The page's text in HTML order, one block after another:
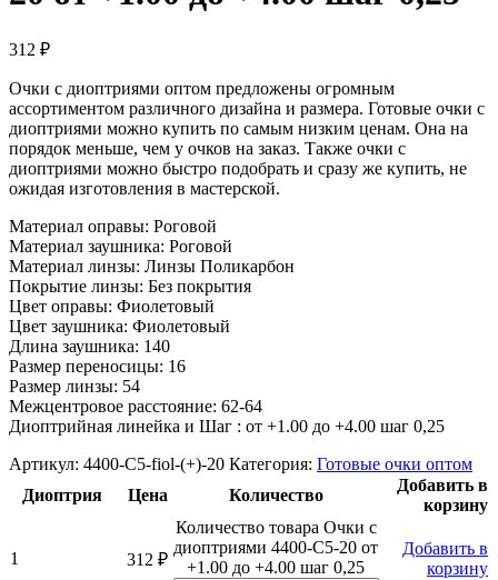
312 ₽
Очки с диоптриями оптом предложены огромным
ассортиментом различного дизайна и размера. Готовые очки с
диоптриями можно купить по самым низким ценам. Она на
порядок меньше, чем у очков на заказ. Также очки с
диоптриями можно быстро подобрать и сразу же купить, не
ожидая изготовления в мастерской.
Материал оправы: Роговой
Материал заушника: Роговой
Материал линзы: Линзы Поликарбон
Покрытие линзы: Без покрытия
Цвет оправы: Фиолетовый
Цвет заушника: Фиолетовый
Длина заушника: 140
Размер переносицы: 16
Размер линзы: 54
Межцентровое расстояние: 62-64
Диоптрийная линейка и Шаг : от +1.00 до +4.00 шаг 0,25
Артикул: 4400-C5-fiol-(+)-20 Категория: Готовые очки оптом
Диоптрия
Цена Количество
Добавить в
корзину
1 312 ₽
Количество товара Очки с
диоптриями 4400-C5-20 от
+1.00 до +4.00 шаг 0,25
Добавить в
корзину